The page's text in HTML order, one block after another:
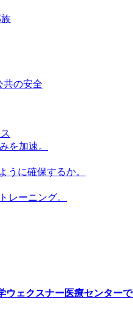
共の安全
を加速。
うに確保するか。
レーニング。
ウェクスナー医療センター